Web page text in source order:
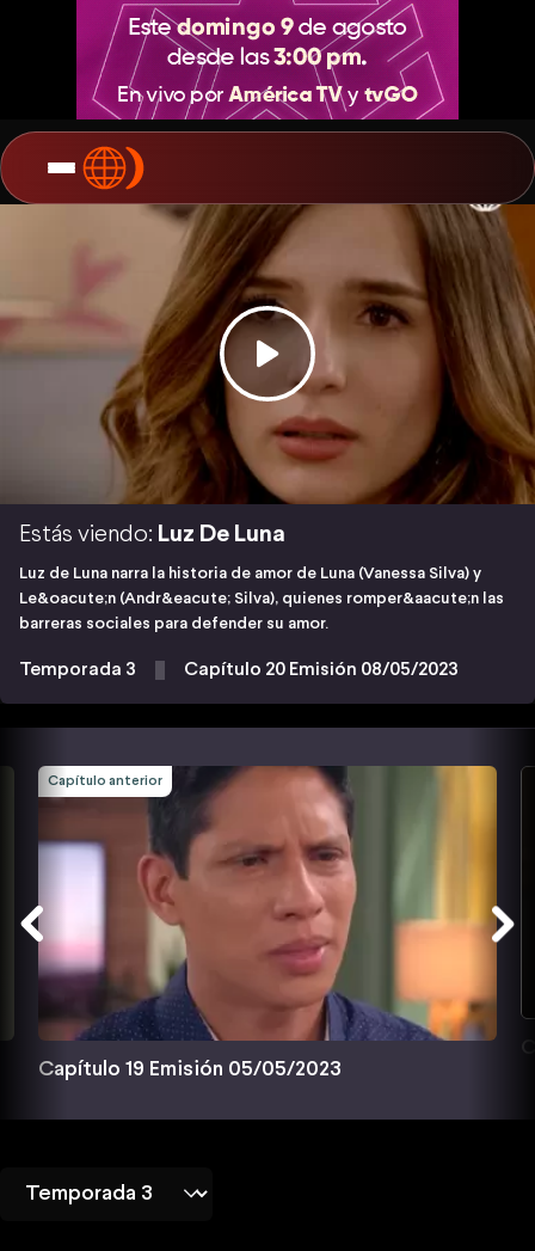
Estás viendo: Luz De Luna
Luz de Luna narra la historia de amor de Luna (Vanessa Silva) y
Le&oacute;n (Andr&eacute; Silva), quienes romper&aacute;n las
barreras sociales para defender su amor.
Temporada 3 Capítulo 20 Emisión 08/05/2023
Capítulo anterior
Capítulo 19 Emisión 05/05/2023